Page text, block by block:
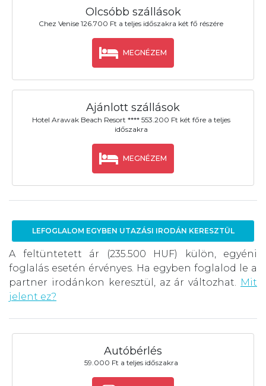
Olcsóbb szállások
Chez Venise 126.700 Ft a teljes időszakra két fő részére
MEGNÉZEM
Ajánlott szállások
Hotel Arawak Beach Resort **** 553.200 Ft két főre a teljes
időszakra
MEGNÉZEM
LEFOGLALOM EGYBEN UTAZÁSI IRODÁN KERESZTÜL
A feltüntetett ár (235.500 HUF) külön, egyéni
foglalás esetén érvényes. Ha egyben foglalod le a
partner irodánkon keresztül, az ár változhat.
Mit
jelent ez?
Autóbérlés
59.000 Ft a teljes időszakra